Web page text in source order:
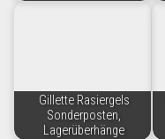
Gillette Rasiergels
Sonderposten,
Lagerüberhänge